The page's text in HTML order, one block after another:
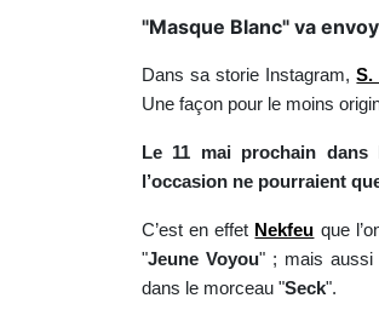
"Masque Blanc" va
Dans sa storie Instagram,S.
Une façon pour le moins
Le 11 mai prochain
l’occasion ne pourraient
C’est en effet Nekfeu que
"Jeune Voyou" ; mais aussi
dans le morceau "Seck".